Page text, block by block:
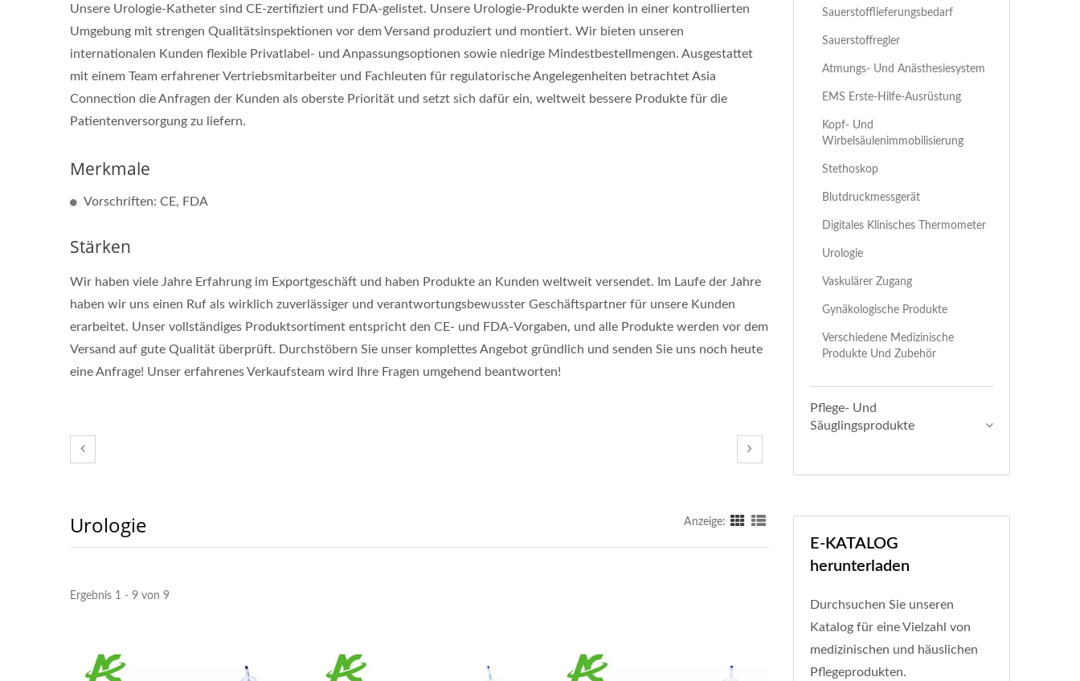
Unsere Urologie-Katheter sind CE-zertifiziert und FDA-gelistet. Unsere Urologie-Produkte werden in einer kontrollierten
Umgebung mit strengen Qualitätsinspektionen vor dem Versand produziert und montiert. Wir bieten unseren
internationalen Kunden flexible Privatlabel- und Anpassungsoptionen sowie niedrige Mindestbestellmengen. Ausgestattet
mit einem Team erfahrener Vertriebsmitarbeiter und Fachleuten für regulatorische Angelegenheiten betrachtet Asia
Connection die Anfragen der Kunden als oberste Priorität und setzt sich dafür ein, weltweit bessere Produkte für die
Patientenversorgung zu liefern.
Merkmale
Vorschriften: CE, FDA
Stärken
Wir haben viele Jahre Erfahrung im Exportgeschäft und haben Produkte an Kunden weltweit versendet. Im Laufe der Jahre
haben wir uns einen Ruf als wirklich zuverlässiger und verantwortungsbewusster Geschäftspartner für unsere Kunden
erarbeitet. Unser vollständiges Produktsortiment entspricht den CE- und FDA-Vorgaben, und alle Produkte werden vor dem
Versand auf gute Qualität überprüft. Durchstöbern Sie unser komplettes Angebot gründlich und senden Sie uns noch heute
eine Anfrage! Unser erfahrenes Verkaufsteam wird Ihre Fragen umgehend beantworten!
Urologie Anzeige:
Ergebnis 1 - 9 von 9
Sauerstofflieferungsbedarf
Sauerstoffregler
Atmungs- Und Anästhesiesystem
EMS Erste-Hilfe-Ausrüstung
Kopf- Und
Wirbelsäulenimmobilisierung
Stethoskop
Blutdruckmessgerät
Digitales Klinisches Thermometer
Urologie
Vaskulärer Zugang
Gynäkologische Produkte
Verschiedene Medizinische
Produkte Und Zubehör
Pflege- Und
Säuglingsprodukte
E-KATALOG
herunterladen
Durchsuchen Sie unseren
Katalog für eine Vielzahl von
medizinischen und häuslichen
Pflegeprodukten.